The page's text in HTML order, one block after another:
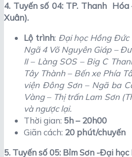
4. Tuyến số 04: TP. Thanh
Xuân).
Lộ trình: Đại học Hồng Đức
Ngã 4 Võ Nguyên Giáp –
II – Làng SOS – Big C
Tây Thành – Bến xe Phía
viện Đông Sơn – Ngã ba
Vàng – Thị trấn Lam Sơn
và ngược lại.
Thời gian: 5h – 20h00
Giãn cách: 20 phút/chuyến
5. Tuyến số 05: Bỉm Sơn -Đại